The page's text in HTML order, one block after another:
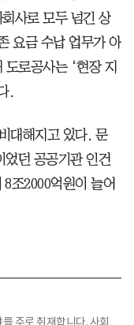
사로 모두 넘긴 상
요금 수납 업무가 아
로공사는 ‘현장 지
.
대해지고 있다. 문
었던 공공기관 인건
조2000억원이 늘어
주로 취재합니다. 사회